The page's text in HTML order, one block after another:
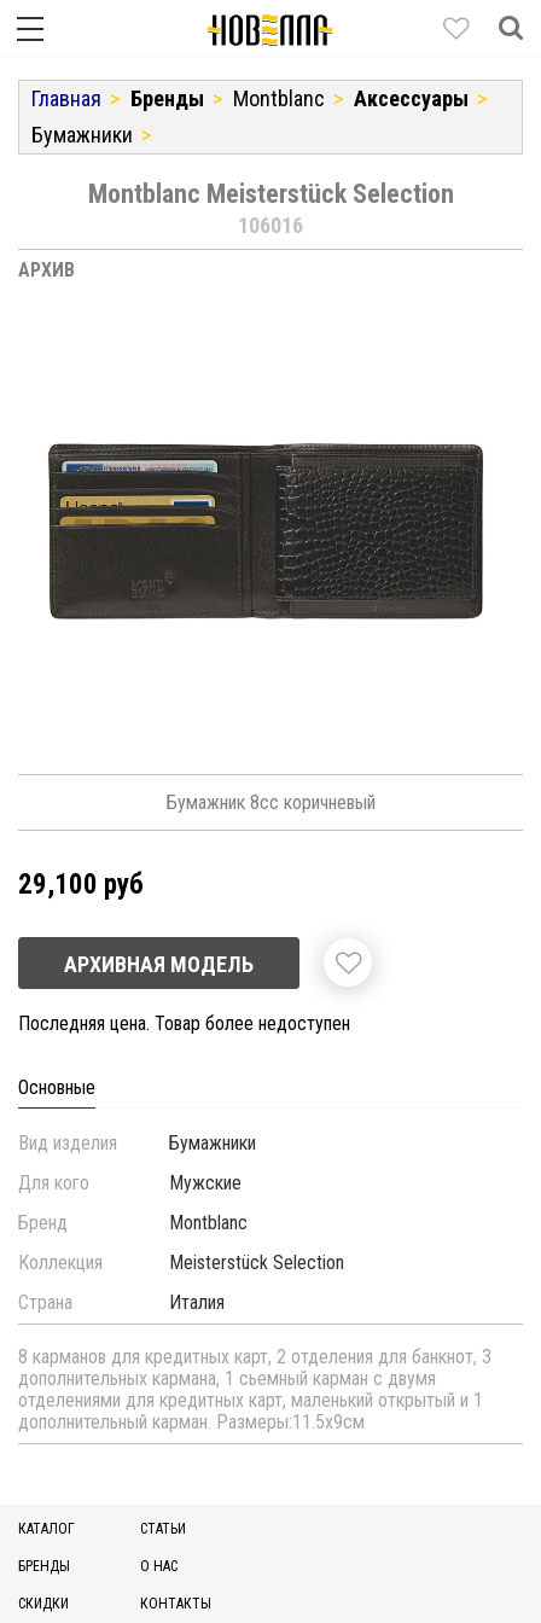
Главная Бренды Montblanc
Аксессуары
Бумажники
Montblanc Meisterstück Selection
106016
АРХИВ
Бумажник 8cc коричневый
29,100 руб
АРХИВНАЯ МОДЕЛЬ
Последняя цена. Товар более недоступен
Основные
Вид изделия
Бумажники
Для кого
Мужские
Бренд
Montblanc
Коллекция
Meisterstück Selection
Страна
Италия
8 карманов для кредитных карт, 2 отделения для банкнот, 3
дополнительных кармана, 1 сьемный карман с двумя
отделениями для кредитных карт, маленький открытый и 1
дополнительный карман. Размеры:11.5х9см
КАТАЛОГ
БРЕНДЫ
СКИДКИ
СТАТЬИ
О НАС
КОНТАКТЫ